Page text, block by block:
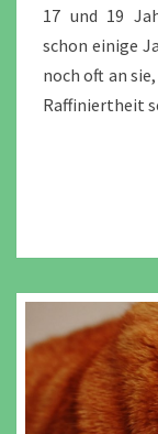
17 und 19
schon einige
noch oft an
Raffiniertheit